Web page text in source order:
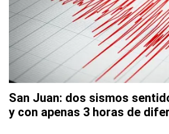
San Juan: dos sismos
y con apenas 3 horas de